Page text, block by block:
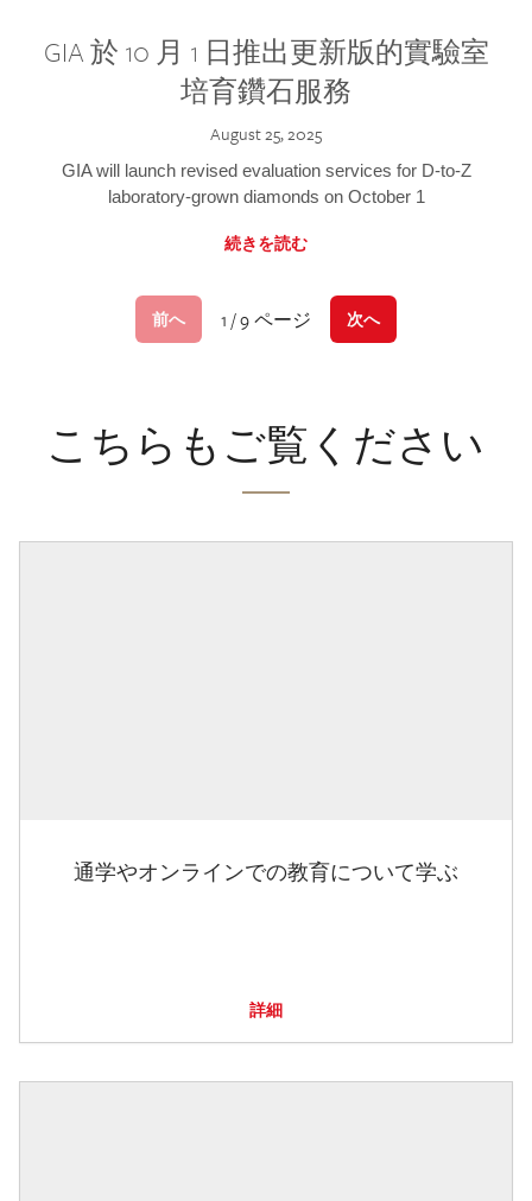
GIA 於 10 月 1 日推出更新版的實驗室
培育鑽石服務
August 25, 2025
GIA will launch revised evaluation services for D-to-Z
laboratory-grown diamonds on October 1
続きを読む
前へ 1 / 9 ページ 次へ
こちらもご覧ください
通学やオンラインでの教育について学ぶ
詳細